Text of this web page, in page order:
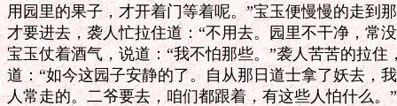
用园里的果子，才开着门等着呢。”宝玉便慢慢的走到
才要进去，袭人忙拉住道：“不用去。园里不干净，常
宝玉仗着酒气，说道：“我不怕那些。”袭人苦苦的拉住
道：“如今这园子安静的了。自从那日道士拿了妖去，
人常走的。二爷要去，咱们都跟着，有这些人怕什么。